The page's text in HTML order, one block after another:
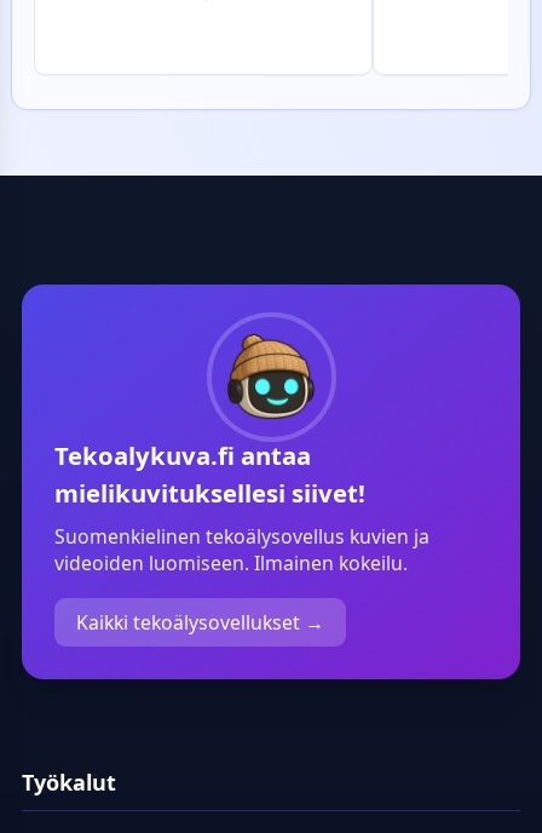
korostavat värikkäitä
samaa rakennetta mille tahansa
karikatyyri,
Tekoalykuva.fi antaa
mielikuvituksellesi siivet!
Suomenkielinen tekoälysovellus kuvien ja
videoiden luomiseen. Ilmainen kokeilu.
Kaikki tekoälysovellukset →
Työkalut